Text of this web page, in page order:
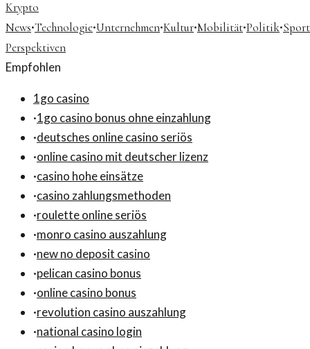
Krypto
News·Technologie·Unternehmen·Kultur·Mobilität·Politik·Sport
Perspektiven
Empfohlen
1go casino
·1go casino bonus ohne einzahlung
·deutsches online casino seriös
·online casino mit deutscher lizenz
·casino hohe einsätze
·casino zahlungsmethoden
·roulette online seriös
·monro casino auszahlung
·new no deposit casino
·pelican casino bonus
·online casino bonus
·revolution casino auszahlung
·national casino login